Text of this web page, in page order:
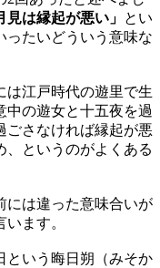
見は縁起が悪い」 とい
ったいどういう意味な
は江戸時代の遊里で生
中の遊女と十五夜を過
ごさなければ縁起が悪
、というのがよくある
には違った意味合いが
ます。
という晦日朔（みそか